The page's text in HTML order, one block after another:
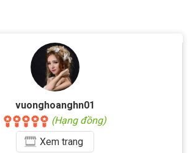
vuonghoanghn01
(Hạng đồng)
Xemtrang